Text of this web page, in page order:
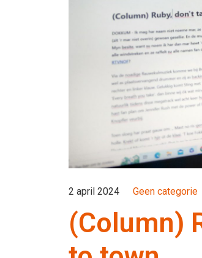
2 april 2024 Geen categorie
(Column)